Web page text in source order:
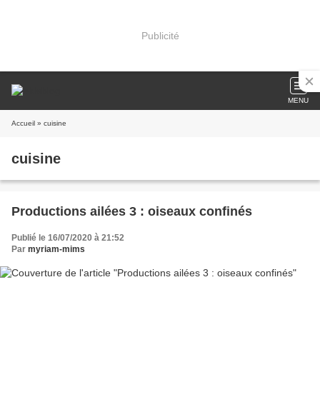
Publicité
MENU
Accueil » cuisine
cuisine
Productions ailées 3 : oiseaux confinés
Publié le 16/07/2020 à 21:52
Par myriam-mims